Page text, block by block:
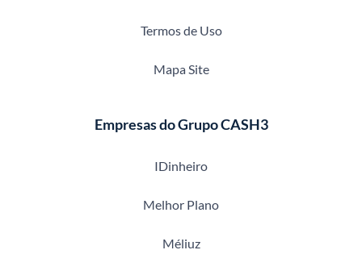
Termos de Uso
Mapa Site
Empresas do Grupo CASH3
IDinheiro
Melhor Plano
Méliuz